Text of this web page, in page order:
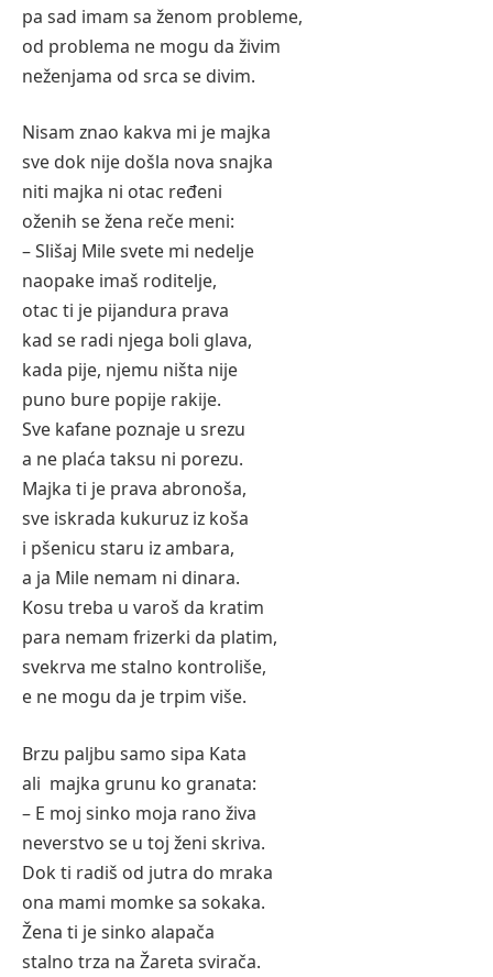
pa sad imam sa ženom probleme,
od problema ne mogu da živim
neženjama od srca se divim.
Nisam znao kakva mi je majka
sve dok nije došla nova snajka
niti majka ni otac ređeni
oženih se žena reče meni:
– Slišaj Mile svete mi nedelje
naopake imaš roditelje,
otac ti je pijandura prava
kad se radi njega boli glava,
kada pije, njemu ništa nije
puno bure popije rakije.
Sve kafane poznaje u srezu
a ne plaća taksu ni porezu.
Majka ti je prava abronoša,
sve iskrada kukuruz iz koša
i pšenicu staru iz ambara,
a ja Mile nemam ni dinara.
Kosu treba u varoš da kratim
para nemam frizerki da platim,
svekrva me stalno kontroliše,
e ne mogu da je trpim više.
Brzu paljbu samo sipa Kata
ali majka grunu ko granata:
– E moj sinko moja rano živa
neverstvo se u toj ženi skriva.
Dok ti radiš od jutra do mraka
ona mami momke sa sokaka.
Žena ti je sinko alapača
stalno trza na Žareta svirača.